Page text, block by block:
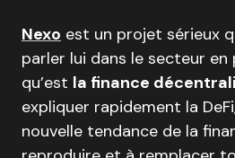
Nexo est un projet sérieux
parler lui dans le secteur en
qu’est la finance
expliquer rapidement la
nouvelle tendance de la